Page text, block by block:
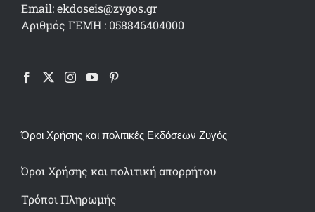
Email: ekdoseis@zygos.gr
Αριθμός ΓΕΜΗ : 058846404000
Όροι Χρήσης και πολιτικές Εκδόσεων Ζυγός
Όροι Χρήσης και πολιτική απορρήτου
Τρόποι Πληρωμής